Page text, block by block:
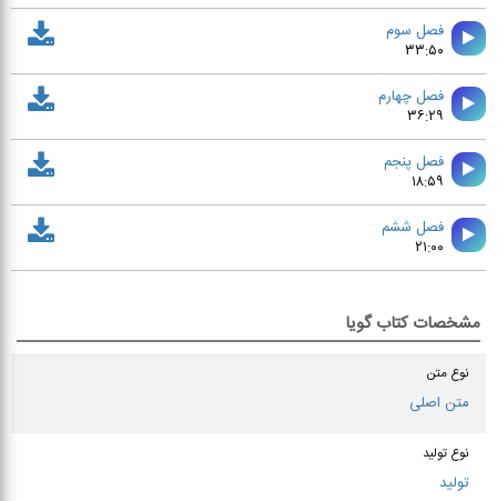
فصل سوم
۳۳:۵۰
فصل چهارم
۳۶:۲۹
فصل پنجم
۱۸:۵۹
فصل ششم
۲۱:۰۰
مشخصات کتاب گویا
نوع متن
متن اصلی
نوع تولید
تولید